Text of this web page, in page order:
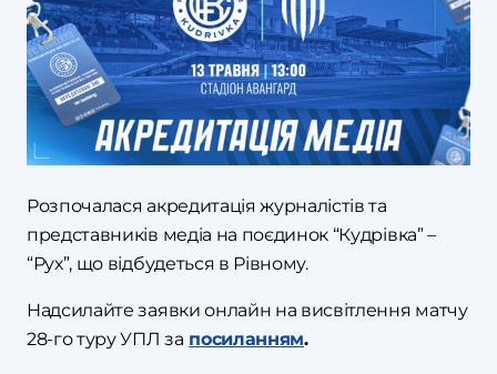
Розпочалася акредитація журналістів та
представників медіа на поєдинок “Кудрівка” –
“Рух”, що відбудеться в Рівному.
Надсилайте заявки онлайн на висвітлення матчу
28-го туру УПЛ за посиланням.